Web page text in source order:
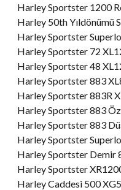
Harley Sportster 1200
Harley 50th Yıldönümü
Harley Sportster
Harley Sportster 72
Harley Sportster 48
Harley Sportster 883
Harley Sportster 883R
Harley Sportster 883
Harley Sportster 883
Harley Sportster
Harley Sportster Demir
Harley Sportster
Harley Caddesi 500